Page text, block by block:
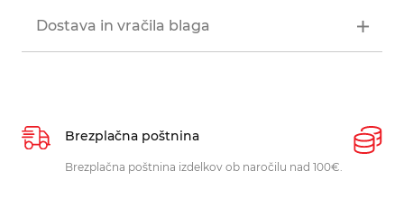
Dostava in vračila blaga
Brezplačna poštnina
Brezplačna poštnina izdelkov ob naročilu nad 100€.